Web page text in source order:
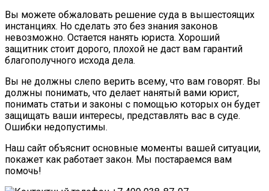
Вы можете обжаловать решение суда в вышестоящих
инстанциях. Но сделать это без знания законов
невозможно. Остается нанять юриста. Хороший
защитник стоит дорого, плохой не даст вам гарантий
благополучного исхода дела.
Вы не должны слепо верить всему, что вам говорят. Вы
должны понимать, что делает нанятый вами юрист,
понимать статьи и законы с помощью которых он будет
защищать ваши интересы, представлять вас в суде.
Ошибки недопустимы.
Наш сайт объяснит основные моменты вашей ситуации,
покажет как работает закон. Мы постараемся вам
помочь!